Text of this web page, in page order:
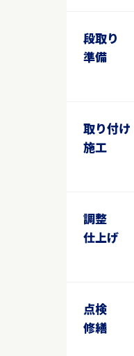
段取り
準備
取り付け
施工
調整
仕上げ
点検
修繕